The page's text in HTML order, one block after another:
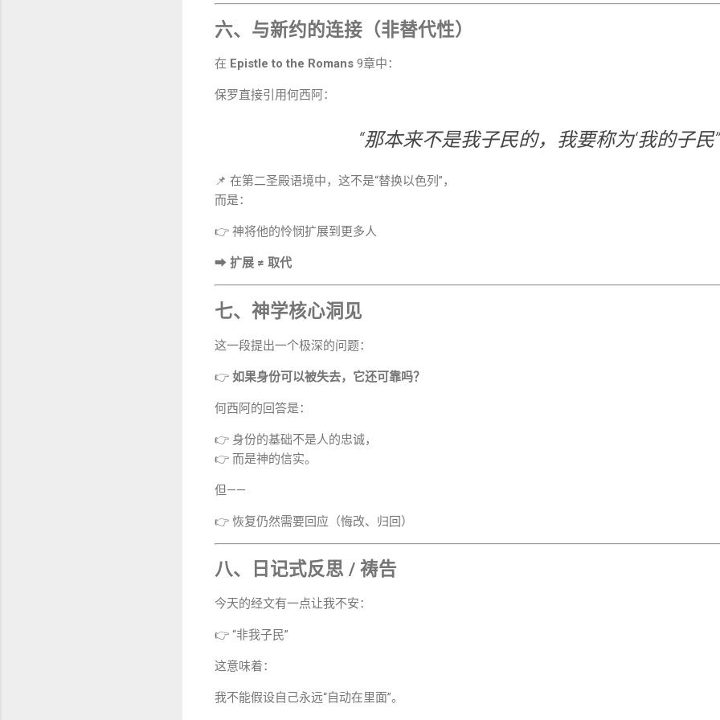
六、与新约的连接（非替代性）
在 Epistle to the Romans 9章中：
保罗直接引用何西阿：
“那本来不是我子民的，我要称为‘我的子民
📌 在第二圣殿语境中，这不是“替换以色列”，
而是：
👉 神将他的怜悯扩展到更多人
➡ 扩展 ≠ 取代
七、神学核心洞见
这一段提出一个极深的问题：
👉 如果身份可以被失去，它还可靠吗？
何西阿的回答是：
👉 身份的基础不是人的忠诚，
👉 而是神的信实。
但——
👉 恢复仍然需要回应（悔改、归回）
八、日记式反思 / 祷告
今天的经文有一点让我不安：
👉 “非我子民”
这意味着：
我不能假设自己永远“自动在里面”。